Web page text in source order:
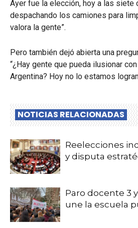
Ayer fue la elección, hoy a las siete
despachando los camiones para
valora la gente”.
Pero también dejó abierta una
“¿Hay gente que pueda ilusionar
Argentina? Hoy no lo estamos
NOTICIAS RELACIONADAS
Reelecciones
y disputa
Paro docente 3
une la escuela